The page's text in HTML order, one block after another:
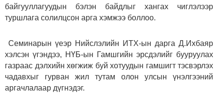
байгууллагуудын бэлэн байдлыг хангах чиглэлээр
туршлага солилцсон арга хэмжээ боллоо.
Семинарын үеэр Нийслэлийн ИТХ-ын дарга Д.Ихбаяр
хэлсэн үгэндээ, НҮБ-ын Гамшгийн эрсдэлийг бууруулах
газраас дэлхийн хөгжиж буй хотуудын гамшигт тэсвэрлэх
чадавхыг гурван жил тутам олон улсын үнэлгээний
аргачлалаар дүгнэдэг.